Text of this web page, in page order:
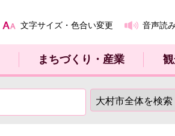
文字サイズ・色合い変更 音声読
まちづくり・産業